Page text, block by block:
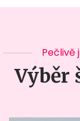
Pečlivě
Výběr